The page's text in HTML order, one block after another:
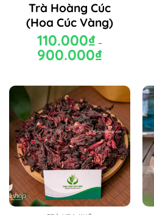
Trà Hoàng Cúc
(Hoa Cúc Vàng)
110.000₫ –
900.000₫Khoảng
900.000₫